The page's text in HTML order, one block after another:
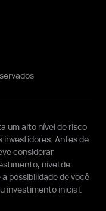
um alto nível de risco
investidores. Antes de
considerar
nível de
possibilidade de você
investimento inicial.